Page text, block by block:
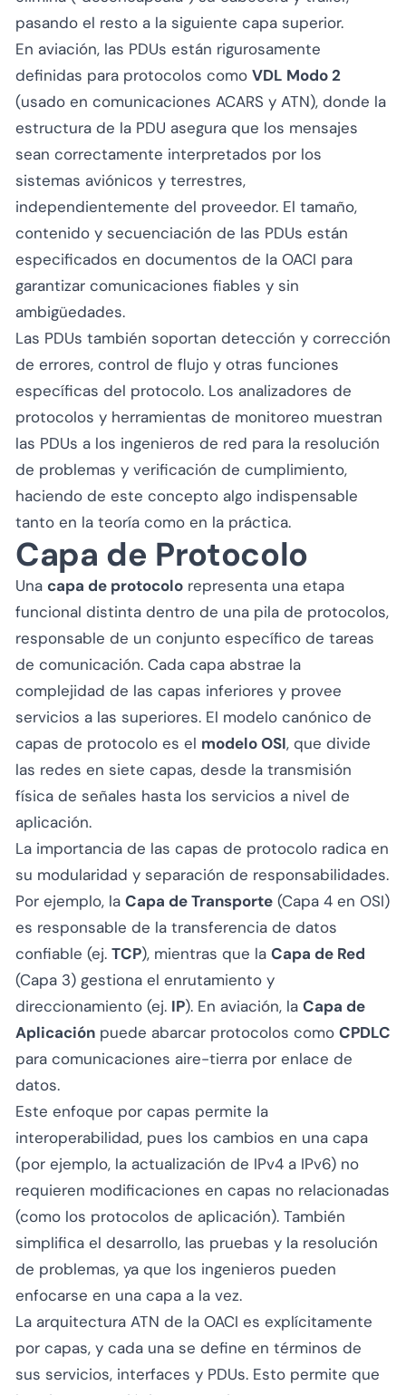
pasando el resto a la siguiente capa superior.
En aviación, las PDUs están rigurosamente
definidas para protocolos como VDL Modo 2
(usado en comunicaciones ACARS y ATN), donde la
estructura de la PDU asegura que los mensajes
sean correctamente interpretados por los
sistemas aviónicos y terrestres,
independientemente del proveedor. El tamaño,
contenido y secuenciación de las PDUs están
especificados en documentos de la OACI para
garantizar comunicaciones fiables y sin
ambigüedades.
Las PDUs también soportan detección y corrección
de errores, control de flujo y otras funciones
específicas del protocolo. Los analizadores de
protocolos y herramientas de monitoreo muestran
las PDUs a los ingenieros de red para la resolución
de problemas y verificación de cumplimiento,
haciendo de este concepto algo indispensable
tanto en la teoría como en la práctica.
Capa de Protocolo
Una capa de protocolo representa una etapa
funcional distinta dentro de una pila de protocolos,
responsable de un conjunto específico de tareas
de comunicación. Cada capa abstrae la
complejidad de las capas inferiores y provee
servicios a las superiores. El modelo canónico de
capas de protocolo es el modelo OSI, que divide
las redes en siete capas, desde la transmisión
física de señales hasta los servicios a nivel de
aplicación.
La importancia de las capas de protocolo radica en
su modularidad y separación de responsabilidades.
Por ejemplo, la Capa de Transporte (Capa 4 en OSI)
es responsable de la transferencia de datos
confiable (ej. TCP), mientras que la Capa de Red
(Capa 3) gestiona el enrutamiento y
direccionamiento (ej. IP). En aviación, la Capa de
Aplicación puede abarcar protocolos como CPDLC
para comunicaciones aire-tierra por enlace de
datos.
Este enfoque por capas permite la
interoperabilidad, pues los cambios en una capa
(por ejemplo, la actualización de IPv4 a IPv6) no
requieren modificaciones en capas no relacionadas
(como los protocolos de aplicación). También
simplifica el desarrollo, las pruebas y la resolución
de problemas, ya que los ingenieros pueden
enfocarse en una capa a la vez.
La arquitectura ATN de la OACI es explícitamente
por capas, y cada una se define en términos de
sus servicios, interfaces y PDUs. Esto permite que